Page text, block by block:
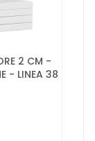
2 CM -
- LINEA 38